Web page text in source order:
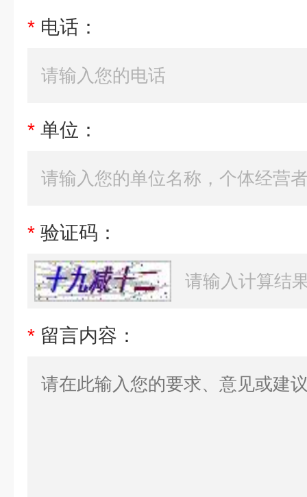
* 电话：
* 单位：
* 验证码：
* 留言内容：